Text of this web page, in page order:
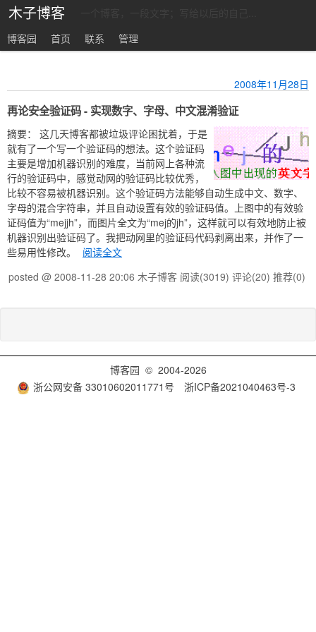
木子博客
博客园
首页 联系 管理
2008年11月28日
再论安全验证码 - 实现数字、字母、中文混淆验证
摘要： 这几天博客都被垃圾评论困扰着，于是
就有了一个写一个验证码的想法。这个验证码
主要是增加机器识别的难度，当前网上各种流
行的验证码中，感觉动网的验证码比较优秀，
比较不容易被机器识别。这个验证码方法能够自动生成中文、数字、
字母的混合字符串，并且自动设置有效的验证码值。上图中的有效验
证码值为“mejjh”，而图片全文为“mej的jh”，这样就可以有效地防止被
机器识别出验证码了。我把动网里的验证码代码剥离出来，并作了一
些易用性修改。
阅读全文
posted @ 2008-11-28 20:06 木子博客 阅读(3019) 评论(20) 推荐(0)
博客园 © 2004-2026
浙公网安备 33010602011771号
浙ICP备2021040463号-3